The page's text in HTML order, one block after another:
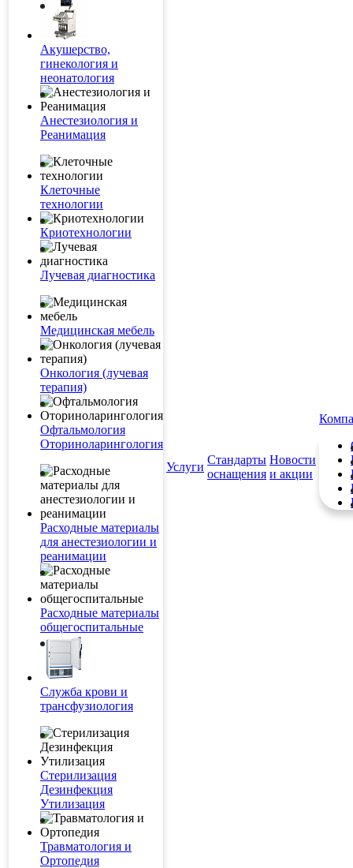
Акушерство,
гинекология и
неонатология
Анестезиология и
Реанимация
Клеточные
технологии
Криотехнологии
Лучевая диагностика
Медицинская мебель
Онкология (лучевая
терапия)
Офтальмология
Оториноларингология
Расходные материалы
для анестезиологии и
реанимации
Расходные материалы
общегоспитальные
Служба крови и
трансфузиология
Стерилизация
Дезинфекция
Утилизация
Травматология и
Ортопедия
Услуги
Стандарты
оснащения
Новости
и акции